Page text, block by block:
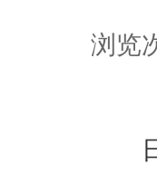
浏览